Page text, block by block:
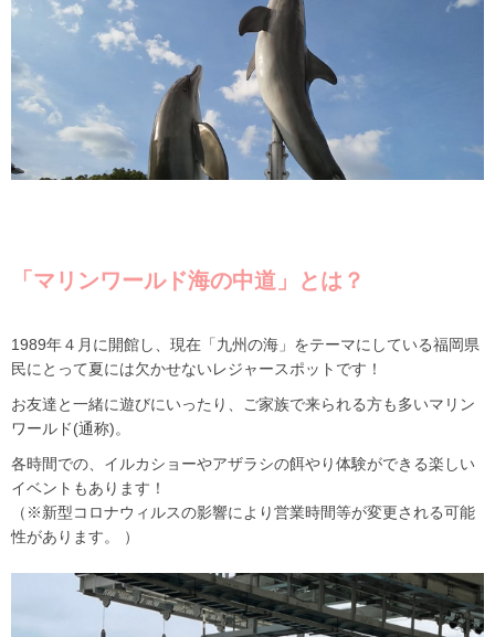
「マリンワールド海の中道」とは？
1989年４月に開館し、現在「九州の海」をテーマにしている福岡県
民にとって夏には欠かせないレジャースポットです！
お友達と一緒に遊びにいったり、ご家族で来られる方も多いマリン
ワールド(通称)。
各時間での、イルカショーやアザラシの餌やり体験ができる楽しい
イベントもあります！
（※新型コロナウィルスの影響により営業時間等が変更される可能
性があります。
）